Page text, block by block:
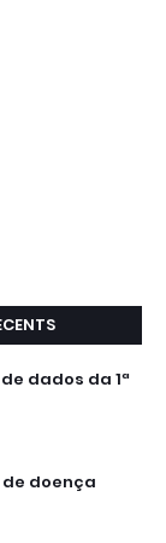
dados da 1ª
doença